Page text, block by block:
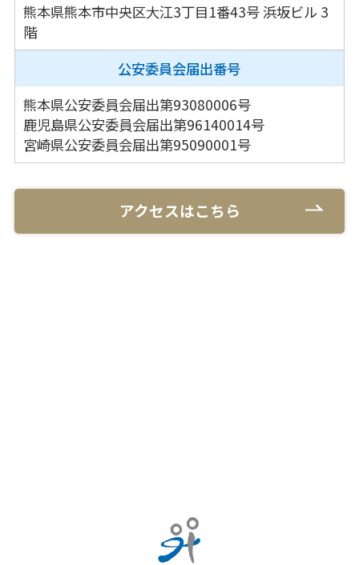
熊本県熊本市中央区大江3丁目1番43号浜坂ビル 3
階
公安委員会届出番号
熊本県公安委員会届出第93080006号
鹿児島県公安委員会届出第96140014号
宮崎県公安委員会届出第95090001号
アクセスはこちら